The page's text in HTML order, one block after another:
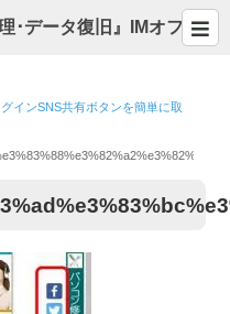
･データ復旧』IMオフ
インSNS共有ボタンを簡単に取